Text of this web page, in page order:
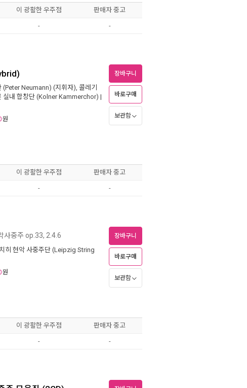
이 광활한 우주점 판매자 중고
- -
(Peter Neumann) (지휘자), 콜레기
실내 합창단 (Kolner Kammerchor) |
원
장바구니
바로구매
보관함
이 광활한 우주점 판매자 중고
- -
사중주 op.33, 2.4.6
히 현악 사중주단 (Leipzig String
원
장바구니
바로구매
보관함
이 광활한 우주점 판매자 중고
- -